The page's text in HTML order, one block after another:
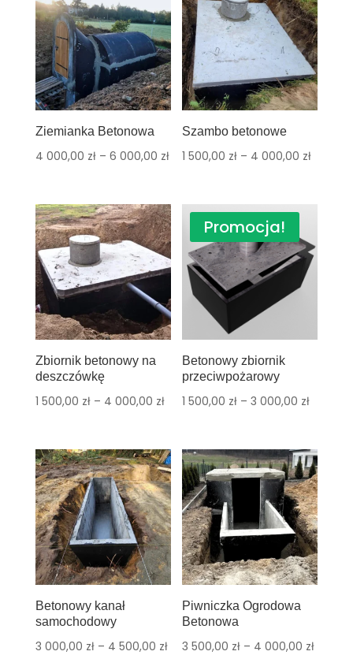
Ziemianka Betonowa
4 000,00 zł– 6 000,00 zł
Szambo betonowe
1 500,00 zł – 4 000,00 zł
Zbiornik betonowy na
deszczówkę
1 500,00 zł– 4 000,00 zł
Promocja!
Betonowy zbiornik
przeciwpożarowy
1 500,00 zł –3 000,00 zł
Betonowy kanał
samochodowy
3 000,00 zł– 4 500,00 zł
Piwniczka Ogrodowa
Betonowa
3 500,00 zł – 4 000,00 zł